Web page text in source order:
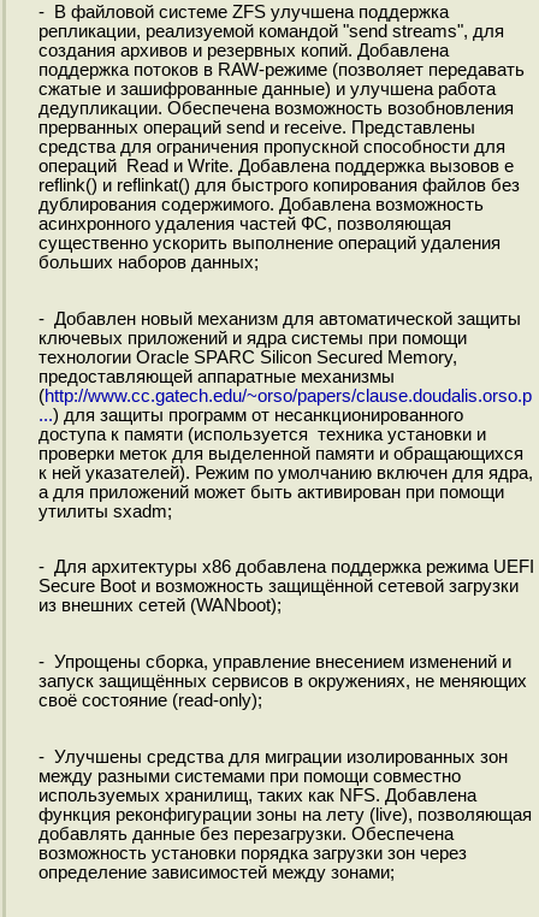
- В файловой системе ZFS улучшена поддержка
репликации, реализуемой командой "send streams", для
создания архивов и резервных копий. Добавлена
поддержка потоков в RAW-режиме (позволяет передавать
сжатые и зашифрованные данные) и улучшена работа
дедупликации. Обеспечена возможность возобновления
прерванных операций send и receive. Представлены
средства для ограничения пропускной способности для
операций Read и Write. Добавлена поддержка вызовов e
reflink() и reflinkat() для быстрого копирования файлов без
дублирования содержимого. Добавлена возможность
асинхронного удаления частей ФС, позволяющая
существенно ускорить выполнение операций удаления
больших наборов данных;
- Добавлен новый механизм для автоматической защиты
ключевых приложений и ядра системы при помощи
технологии Oracle SPARC Silicon Secured Memory,
предоставляющей аппаратные механизмы
(http://www.cc.gatech.edu/~orso/papers/clause.doudalis.orso.p
...) для защиты программ от несанкционированного
доступа к памяти (используется техника установки и
проверки меток для выделенной памяти и обращающихся
к ней указателей). Режим по умолчанию включен для ядра,
а для приложений может быть активирован при помощи
утилиты sxadm;
- Для архитектуры x86 добавлена поддержка режима UEFI
Secure Boot и возможность защищённой сетевой загрузки
из внешних сетей (WANboot);
- Упрощены сборка, управление внесением изменений и
запуск защищённых сервисов в окружениях, не меняющих
своё состояние (read-only);
- Улучшены средства для миграции изолированных зон
между разными системами при помощи совместно
используемых хранилищ, таких как NFS. Добавлена
функция реконфигурации зоны на лету (live), позволяющая
добавлять данные без перезагрузки. Обеспечена
возможность установки порядка загрузки зон через
определение зависимостей между зонами;